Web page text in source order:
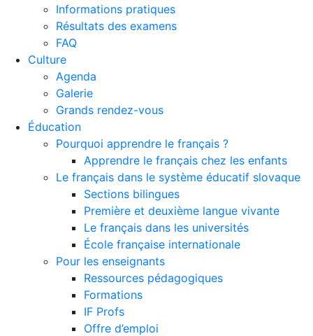
Informations pratiques
Résultats des examens
FAQ
Culture
Agenda
Galerie
Grands rendez-vous
Éducation
Pourquoi apprendre le français ?
Apprendre le français chez les enfants
Le français dans le système éducatif slovaque
Sections bilingues
Première et deuxième langue vivante
Le français dans les universités
École française internationale
Pour les enseignants
Ressources pédagogiques
Formations
IF Profs
Offre d’emploi